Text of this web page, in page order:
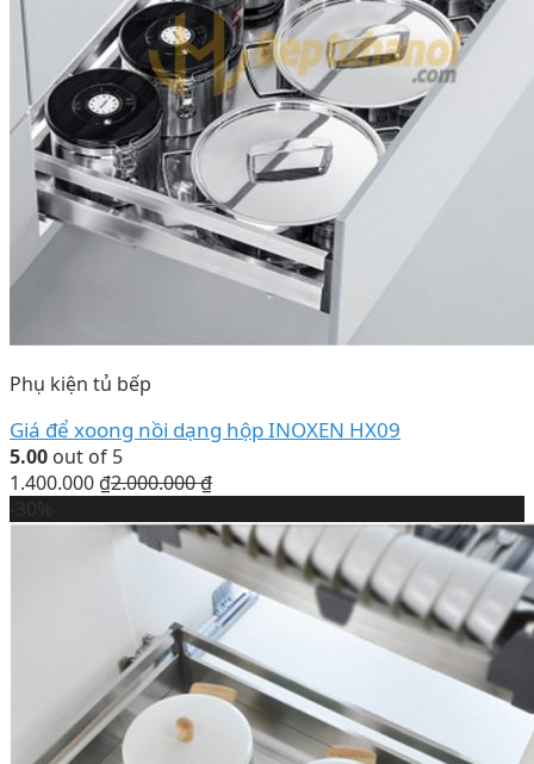
Phụ kiện tủ bếp
Giá để xoong nồi dạng hộp INOXEN HX09
5.00 out of 5
1.400.000 ₫2.000.000₫